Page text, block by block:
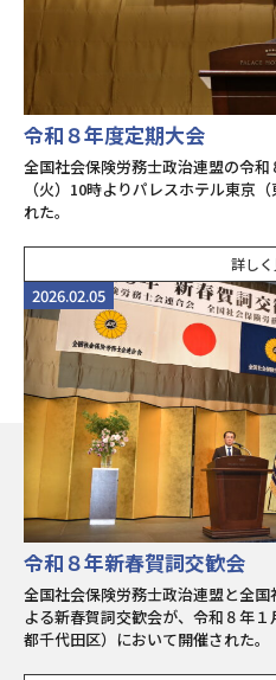
令和８年度定期大会
全国社会保険労務士政治連盟の令
（火）10時よりパレスホテル東京
れた。
詳しく
2026.02.05
令和８年新春賀詞交歓会
全国社会保険労務士政治連盟と全
よる新春賀詞交歓会が、令和８年
都千代田区）において開催された。